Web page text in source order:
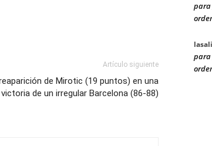
Artículo siguiente
de Mirotic (19 puntos) en una
de un irregular Barcelona (86-88)
para
para